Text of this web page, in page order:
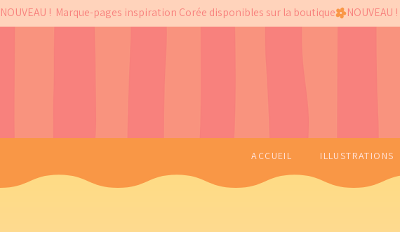
NOUVEAU !  Marque-pages inspiration Corée disponibles sur la boutique
ACCUEIL ILLUSTRATIONS